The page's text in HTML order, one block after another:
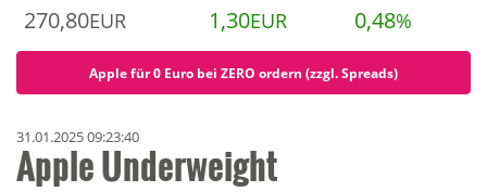
270,80EUR 1,30EUR 0,48%
Apple für 0 Euro bei ZERO ordern (zzgl. Spreads)
31.01.2025 09:23:40
Apple Underweight